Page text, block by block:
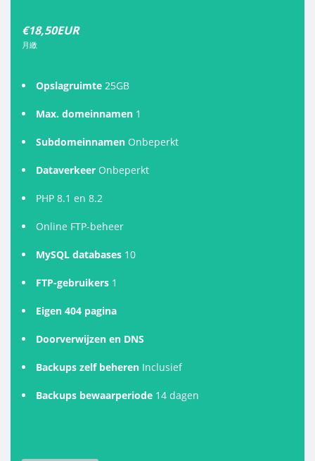
€18,50EUR
月繳
Opslagruimte 25GB
Max. domeinnamen 1
Subdomeinnamen Onbeperkt
Dataverkeer Onbeperkt
PHP 8.1 en 8.2
Online FTP-beheer
MySQL databases 10
FTP-gebruikers 1
Eigen 404 pagina
Doorverwijzen en DNS
Backups zelf beheren Inclusief
Backups bewaarperiode 14 dagen